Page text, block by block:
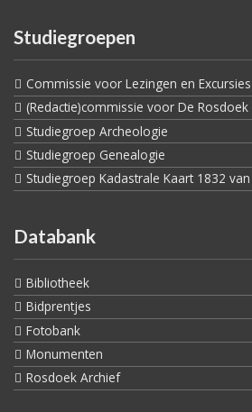
Studiegroepen
Commissie voor Lezingen en Excursies
(Redactie)commissie voor De Rosdoek
Studiegroep Archeologie
Studiegroep Genealogie
Studiegroep Kadastrale Kaart 1832 van
Databank
Bibliotheek
Bidprentjes
Fotobank
Monumenten
Rosdoek Archief